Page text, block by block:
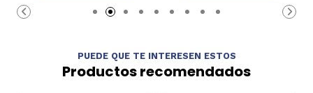
Carro Carro
PUEDE QUE TE INTERESEN ESTOS
Productos recomendados